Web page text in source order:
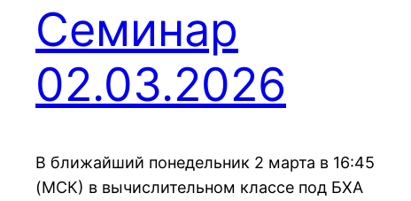
Семинар
02.03.2026
В ближайший понедельник 2 марта в 16:45
(МСК) в вычислительном классе под БХА